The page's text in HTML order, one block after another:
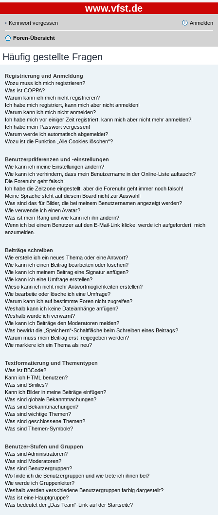
www.vfst.de
Kennwort vergessen Anmelden
Foren-Übersicht
Häufig gestellte Fragen
Registrierung und Anmeldung
Wozu muss ich mich registrieren?
Was ist COPPA?
Warum kann ich mich nicht registrieren?
Ich habe mich registriert, kann mich aber nicht anmelden!
Warum kann ich mich nicht anmelden?
Ich habe mich vor einiger Zeit registriert, kann mich aber nicht mehr anmelden?!
Ich habe mein Passwort vergessen!
Warum werde ich automatisch abgemeldet?
Wozu ist die Funktion „Alle Cookies löschen“?
Benutzerpräferenzen und -einstellungen
Wie kann ich meine Einstellungen ändern?
Wie kann ich verhindern, dass mein Benutzername in der Online-Liste auftaucht?
Die Forenuhr geht falsch!
Ich habe die Zeitzone eingestellt, aber die Forenuhr geht immer noch falsch!
Meine Sprache steht auf diesem Board nicht zur Auswahl!
Was sind das für Bilder, die bei meinem Benutzernamen angezeigt werden?
Wie verwende ich einen Avatar?
Was ist mein Rang und wie kann ich ihn ändern?
Wenn ich bei einem Benutzer auf den E-Mail-Link klicke, werde ich aufgefordert, mich
anzumelden.
Beiträge schreiben
Wie erstelle ich ein neues Thema oder eine Antwort?
Wie kann ich einen Beitrag bearbeiten oder löschen?
Wie kann ich meinem Beitrag eine Signatur anfügen?
Wie kann ich eine Umfrage erstellen?
Wieso kann ich nicht mehr Antwortmöglichkeiten erstellen?
Wie bearbeite oder lösche ich eine Umfrage?
Warum kann ich auf bestimmte Foren nicht zugreifen?
Weshalb kann ich keine Dateianhänge anfügen?
Weshalb wurde ich verwarnt?
Wie kann ich Beiträge den Moderatoren melden?
Was bewirkt die „Speichern“-Schaltfläche beim Schreiben eines Beitrags?
Warum muss mein Beitrag erst freigegeben werden?
Wie markiere ich ein Thema als neu?
Textformatierung und Thementypen
Was ist BBCode?
Kann ich HTML benutzen?
Was sind Smilies?
Kann ich Bilder in meine Beiträge einfügen?
Was sind globale Bekanntmachungen?
Was sind Bekanntmachungen?
Was sind wichtige Themen?
Was sind geschlossene Themen?
Was sind Themen-Symbole?
Benutzer-Stufen und Gruppen
Was sind Administratoren?
Was sind Moderatoren?
Was sind Benutzergruppen?
Wo finde ich die Benutzergruppen und wie trete ich ihnen bei?
Wie werde ich Gruppenleiter?
Weshalb werden verschiedene Benutzergruppen farbig dargestellt?
Was ist eine Hauptgruppe?
Was bedeutet der „Das Team“-Link auf der Startseite?